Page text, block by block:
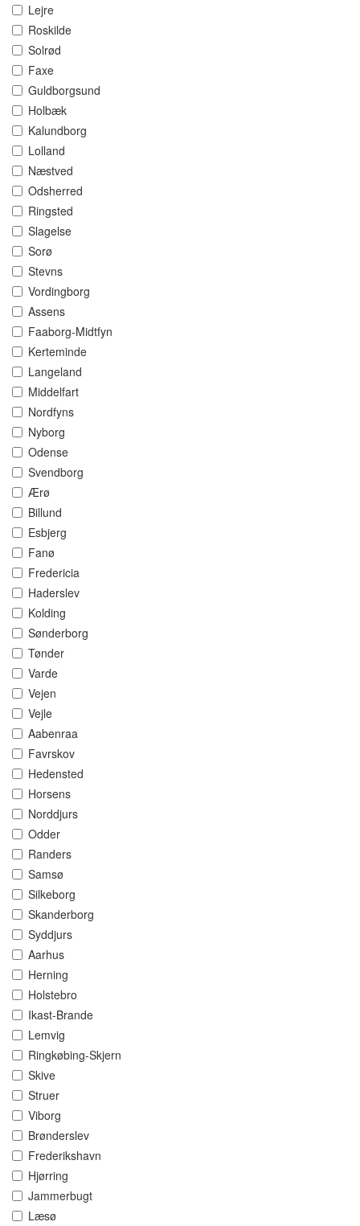
Lejre
Roskilde
Solrød
Faxe
Guldborgsund
Holbæk
Kalundborg
Lolland
Næstved
Odsherred
Ringsted
Slagelse
Sorø
Stevns
Vordingborg
Assens
Faaborg-Midtfyn
Kerteminde
Langeland
Middelfart
Nordfyns
Nyborg
Odense
Svendborg
Ærø
Billund
Esbjerg
Fanø
Fredericia
Haderslev
Kolding
Sønderborg
Tønder
Varde
Vejen
Vejle
Aabenraa
Favrskov
Hedensted
Horsens
Norddjurs
Odder
Randers
Samsø
Silkeborg
Skanderborg
Syddjurs
Aarhus
Herning
Holstebro
Ikast-Brande
Lemvig
Ringkøbing-Skjern
Skive
Struer
Viborg
Brønderslev
Frederikshavn
Hjørring
Jammerbugt
Læsø